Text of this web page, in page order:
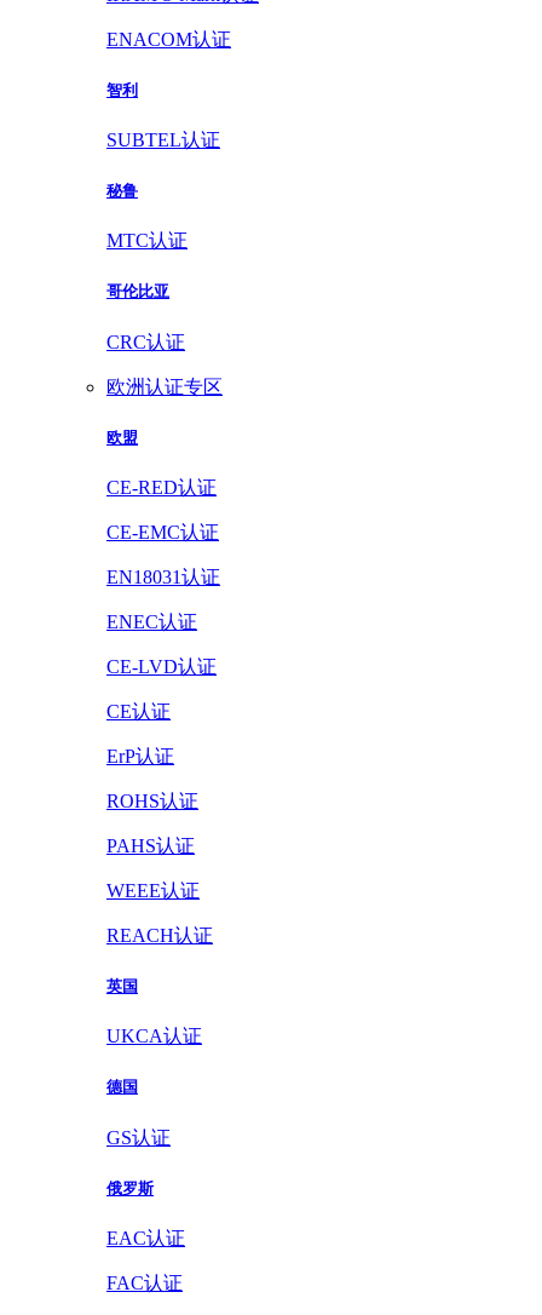
ENACOM认证
智利
SUBTEL认证
秘鲁
MTC认证
哥伦比亚
CRC认证
欧洲认证专区
欧盟
CE-RED认证
CE-EMC认证
EN18031认证
ENEC认证
CE-LVD认证
CE认证
ErP认证
ROHS认证
PAHS认证
WEEE认证
REACH认证
英国
UKCA认证
德国
GS认证
俄罗斯
EAC认证
FAC认证